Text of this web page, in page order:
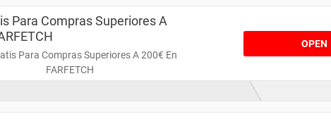
Para Compras Superiores A
Para Compras Superiores A 200€ En
FARFETCH
OPEN